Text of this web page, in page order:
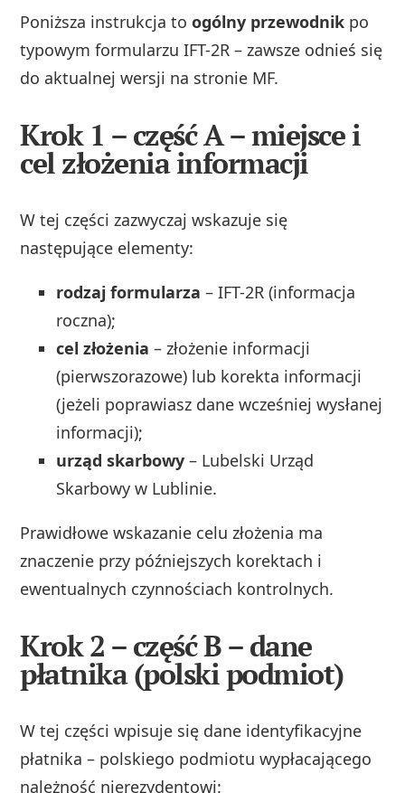
Poniższa instrukcja toogólny przewodnik po
typowym formularzu IFT-2R – zawsze odnieś się
do aktualnej wersji na stronie MF.
Krok 1 – część A – miejsce i
cel złożenia informacji
W tej części zazwyczaj wskazuje się
następujące elementy:
rodzaj formularza – IFT-2R (informacja
roczna);
cel złożenia – złożenie informacji
(pierwszorazowe) lub korekta informacji
(jeżeli poprawiasz dane wcześniej wysłanej
informacji);
urząd skarbowy – Lubelski Urząd
Skarbowy w Lublinie.
Prawidłowe wskazanie celu złożenia ma
znaczenie przy późniejszych korektach i
ewentualnych czynnościach kontrolnych.
Krok 2 – część B – dane
płatnika (polski podmiot)
W tej części wpisuje się dane identyfikacyjne
płatnika – polskiego podmiotu wypłacającego
należność nierezydentowi: